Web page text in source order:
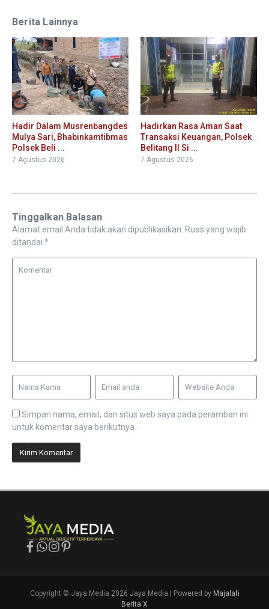
Berita Lainnya
Hadir Dalam Musrenbangdes
Mulya Sari, Bhabinkamtibmas
Polsek Beli ...
7 Agustus 2026
Hadirkan Rasa Aman Saat
Transaksi Keuangan, Polsek
Belitang II Si ...
7 Agustus 2026
Tinggalkan Balasan
Alamat email Anda tidak akan dipublikasikan. Ruas yang wajib
ditandai *
Simpan nama, email, dan situs web saya pada peramban ini
untuk komentar saya berikutnya.
Copyright © Jaya Media 2026 Jaya Media | Powered by Majalah
Berita X